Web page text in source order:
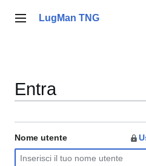
Menu principale
LugMan TNG
Entra
Nome utente